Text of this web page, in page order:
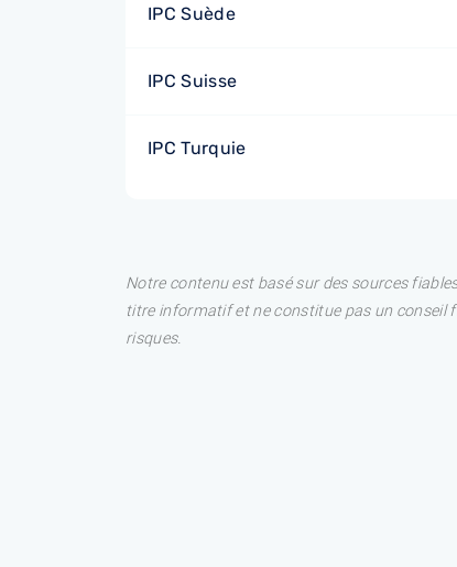
IPC Suède
IPC Suisse
IPC Turquie
Notre contenu est basé sur des sources
titre informatif et ne constitue pas un conseil
risques.